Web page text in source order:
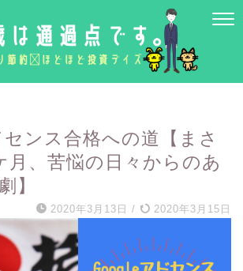
ンス合格への道【まさ
月、苦悩の日々からのあ
】
2020年3月13日 / 2020年3月15日